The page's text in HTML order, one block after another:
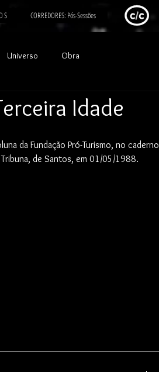
S CORREDORES: Pós-Sessões
Universo Obra
Idade
da Fundação Pró-Turismo, no caderno
de Santos, em 01/05/1988.